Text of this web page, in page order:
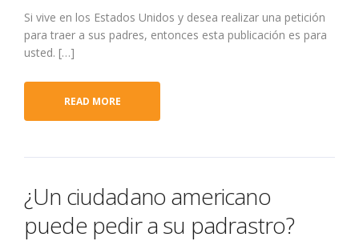
Si vive en los Estados Unidos y desea realizar una petición
para traer a sus padres, entonces esta publicación es para
usted. […]
READ MORE
¿Un ciudadano americano
puede pedir a su padrastro?